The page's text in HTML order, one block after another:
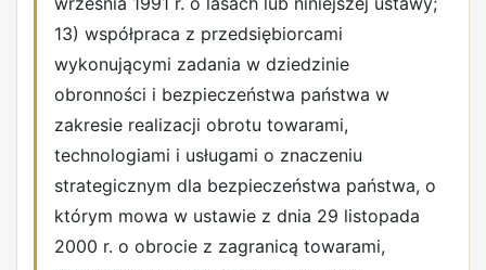
13) współpraca z przedsiębiorcami
wykonującymi zadania w dziedzinie
obronności i bezpieczeństwa państwa w
zakresie realizacji obrotu towarami,
technologiami i usługami o znaczeniu
strategicznym dla bezpieczeństwa państwa, o
którym mowa w ustawie z dnia 29 listopada
2000 r. o obrocie z zagranicą towarami,